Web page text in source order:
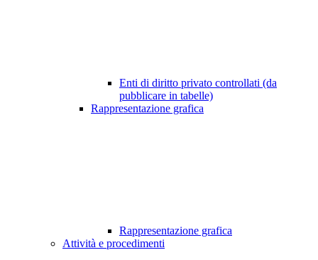
Enti di diritto privato controllati (da
pubblicare in tabelle)
Rappresentazione grafica
Rappresentazione grafica
Attività e procedimenti